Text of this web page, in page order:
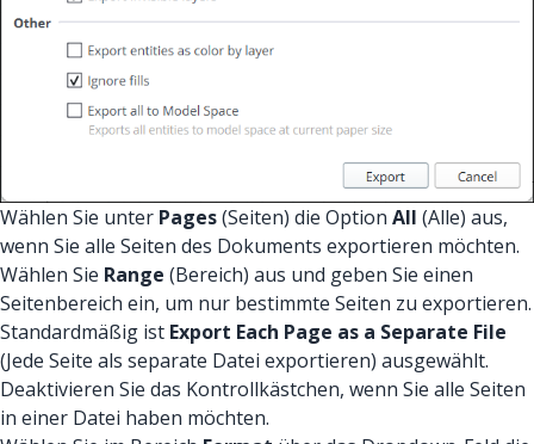
Wählen Sie unter Pages(Seiten) die Option All (Alle) aus,
wenn Sie alle Seiten des Dokuments exportieren möchten.
Wählen Sie Range (Bereich) aus und geben Sie einen
Seitenbereich ein, um nur bestimmte Seiten zu exportieren.
Standardmäßig ist Export Each Page as a Separate File
(Jede Seite als separate Datei exportieren) ausgewählt.
Deaktivieren Sie das Kontrollkästchen, wenn Sie alle Seiten
in einer Datei haben möchten.